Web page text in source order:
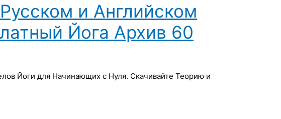
и Английском
Йога Архив 60
Йоги для Начинающих с Нуля. Скачивайте Теорию и